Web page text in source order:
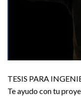
TESIS PARA
Te ayudo con tu